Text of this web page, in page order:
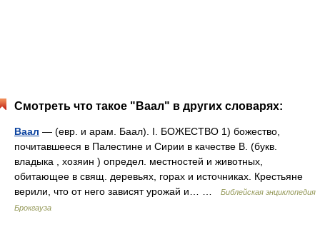
Смотреть что такое "Ваал" в других словарях:
Ваал — (евр. и арам. Баал). I. БОЖЕСТВО 1) божество,
почитавшееся в Палестине и Сирии в качестве В. (букв.
владыка , хозяин ) определ. местностей и животных,
обитающее в свящ. деревьях, горах и источниках. Крестьяне
верили, что от него зависят урожай и… …
Библейская энциклопедия
Брокгауза